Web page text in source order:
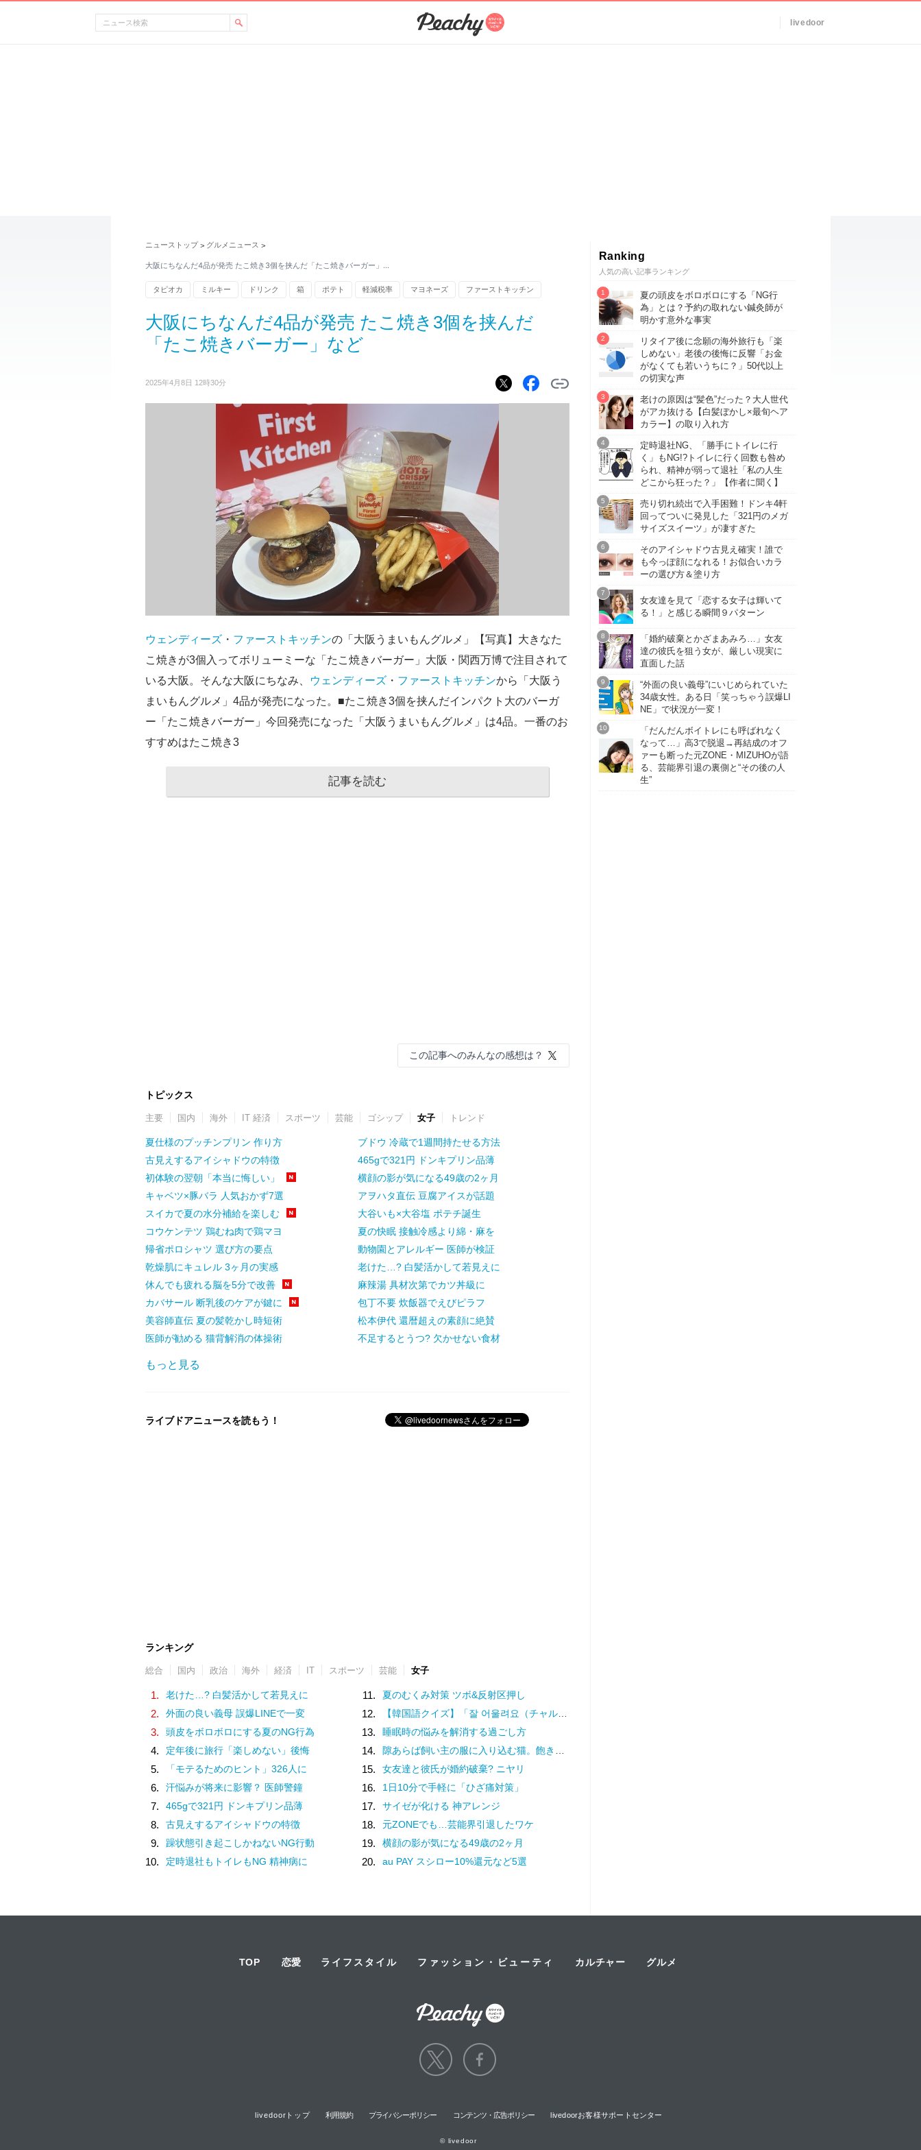
livedoor
ニューストップ > グルメニュース >
大阪にちなんだ4品が発売 たこ焼き3個を挟んだ「たこ焼きバーガー」…
タピオカ ミルキー ドリンク 箱 ポテト 軽減税率 マヨネーズ ファーストキッチン
大阪にちなんだ4品が発売 たこ焼き3個を挟んだ
「たこ焼きバーガー」など
2025年4月8日 12時30分
ウェンディーズ ・ ファーストキッチンの「大阪うまいもんグルメ」【写真】大きなた
こ焼きが3個入ってボリューミーな「たこ焼きバーガー」大阪・関西万博で注目されて
いる大阪。そんな大阪にちなみ、
ウェンディーズ ・ ファーストキッチンから「大阪う
まいもんグルメ」4品が発売になった。■たこ焼き3個を挟んだインパクト大のバーガ
ー「たこ焼きバーガー」今回発売になった「大阪うまいもんグルメ」は4品。一番のお
すすめはたこ焼き3
記事を読む
この記事へのみんなの感想は？
トピックス
主要 国内 海外 IT 経済 スポーツ 芸能 ゴシップ 女子 トレンド
夏仕様のプッチンプリン 作り方
古見えするアイシャドウの特徴
初体験の翌朝「本当に悔しい」
キャベツ×豚バラ 人気おかず7選
スイカで夏の水分補給を楽しむ
コウケンテツ 鶏むね肉で鶏マヨ
帰省ポロシャツ 選び方の要点
乾燥肌にキュレル 3ヶ月の実感
休んでも疲れる脳を5分で改善
カバサール 断乳後のケアが鍵に
美容師直伝 夏の髪乾かし時短術
医師が勧める 猫背解消の体操術
ブドウ 冷蔵で1週間持たせる方法
465gで321円 ドンキプリン品薄
横顔の影が気になる49歳の2ヶ月
アヲハタ直伝 豆腐アイスが話題
大谷いも×大谷塩 ポテチ誕生
夏の快眠 接触冷感より綿・麻を
動物園とアレルギー 医師が検証
老けた…? 白髪活かして若見えに
麻辣湯 具材次第でカツ丼級に
包丁不要 炊飯器でえびピラフ
松本伊代 還暦超えの素顔に絶賛
不足するとうつ? 欠かせない食材
もっと見る
ライブドアニュースを読もう！
ランキング
総合 国内 政治 海外 経済 IT スポーツ 芸能 女子
1. 老けた…? 白髪活かして若見えに
2. 外面の良い義母 誤爆LINEで一変
3. 頭皮をボロボロにする夏のNG行為
4. 定年後に旅行「楽しめない」後悔
5. 「モテるためのヒント」326人に
6. 汗悩みが将来に影響？ 医師警鐘
7. 465gで321円 ドンキプリン品薄
8. 古見えするアイシャドウの特徴
9. 躁状態引き起こしかねないNG行動
10. 定時退社もトイレもNG 精神病に
11. 夏のむくみ対策 ツボ&反射区押し
12. 【韓国語クイズ】「잘 어울려요（チャル オウルリョヨ）」の意味は？褒め言葉です♡
13. 睡眠時の悩みを解消する過ごし方
14. 隙あらば飼い主の服に入り込む猫。飽きないのかなと動きを見ていると
15. 女友達と彼氏が婚約破棄? ニヤリ
16. 1日10分で手軽に「ひざ痛対策」
17. サイゼが化ける 神アレンジ
18. 元ZONEでも…芸能界引退したワケ
19. 横顔の影が気になる49歳の2ヶ月
20. au PAY スシロー10%還元など5選
Ranking
人気の高い記事ランキング
夏の頭皮をボロボロにする「NG行
為」とは？予約の取れない鍼灸師が
明かす意外な事実
リタイア後に念願の海外旅行も「楽
しめない」老後の後悔に反響「お金
がなくても若いうちに？」50代以上
の切実な声
老けの原因は“髪色”だった？大人世代
がアカ抜ける【白髪ぼかし×最旬ヘア
カラー】の取り入れ方
定時退社NG、「勝手にトイレに行
く」もNG!?トイレに行く回数も咎め
られ、精神が弱って退社「私の人生
どこから狂った？」【作者に聞く】
売り切れ続出で入手困難！ドンキ4軒
回ってついに発見した「321円のメガ
サイズスイーツ」が凄すぎた
そのアイシャドウ古見え確実！誰で
も今っぽ顔になれる！お似合いカラ
ーの選び方＆塗り方
女友達を見て「恋する女子は輝いて
る！」と感じる瞬間９パターン
「婚約破棄とかざまあみろ…」女友
達の彼氏を狙う女が、厳しい現実に
直面した話
“外面の良い義母”にいじめられていた
34歳女性。ある日「笑っちゃう誤爆LI
NE」で状況が一変！
「だんだんボイトレにも呼ばれなく
なって…」高3で脱退→再結成のオフ
ァーも断った元ZONE・MIZUHOが語
る、芸能界引退の裏側と“その後の人
生”
TOP 恋愛 ライフスタイル ファッション・ビューティ カルチャー グルメ
livedoorトップ 利用規約 プライバシーポリシー コンテンツ・広告ポリシー livedoorお客様サポートセンター
© livedoor